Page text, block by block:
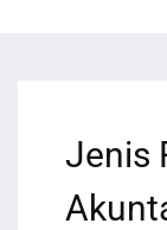
Jenis